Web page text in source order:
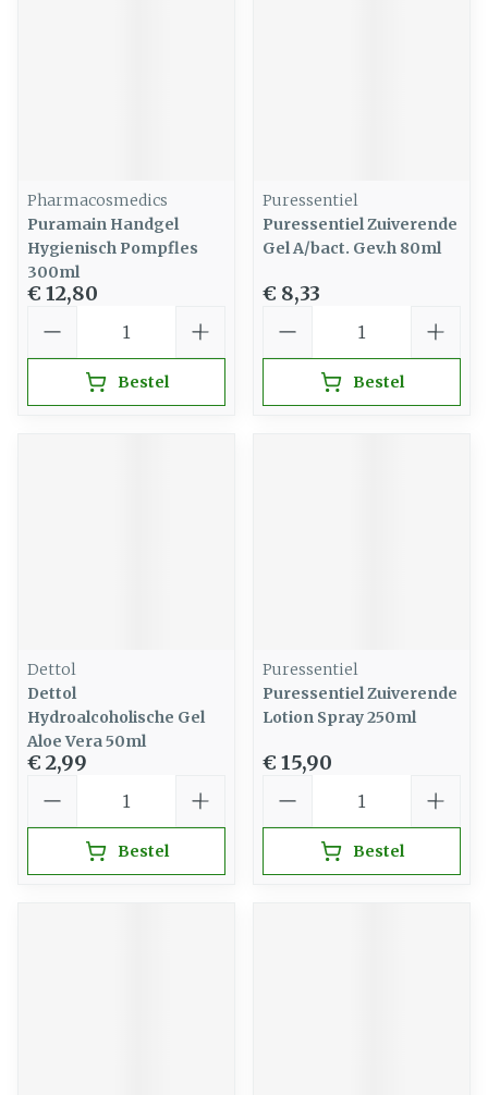
Pharmacosmedics
Puramain Handgel
Hygienisch Pompfles
300ml
€ 12,80
Bestel
Puressentiel
Puressentiel Zuiverende
Gel A/bact. Gev.h 80ml
€ 8,33
Bestel
Dettol
Dettol
Hydroalcoholische Gel
Aloe Vera 50ml
€ 2,99
Bestel
Puressentiel
Puressentiel Zuiverende
Lotion Spray 250ml
€ 15,90
Bestel